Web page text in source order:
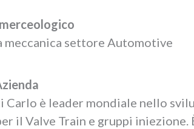
meccanica settore Automotive
Carlo è leader mondiale nello
il Valve Train e gruppi